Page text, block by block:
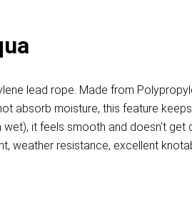
lead rope. Made from
absorb moisture, this feature
it feels smooth and doesn't
weather resistance, excellent